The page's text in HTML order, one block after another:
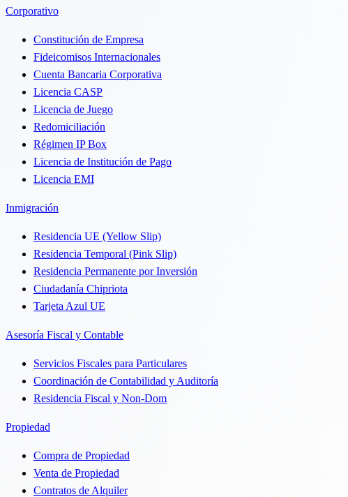
Corporativo
Constitución de Empresa
Fideicomisos Internacionales
Cuenta Bancaria Corporativa
Licencia CASP
Licencia de Juego
Redomiciliación
Régimen IP Box
Licencia de Institución de Pago
Licencia EMI
Inmigración
Residencia UE (Yellow Slip)
Residencia Temporal (Pink Slip)
Residencia Permanente por Inversión
Ciudadanía Chipriota
Tarjeta Azul UE
Asesoría Fiscal y Contable
Servicios Fiscales para Particulares
Coordinación de Contabilidad y Auditoría
Residencia Fiscal y Non-Dom
Propiedad
Compra de Propiedad
Venta de Propiedad
Contratos de Alquiler